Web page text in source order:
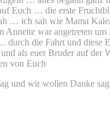
Euch … die erste
… ich sah wie Mama
war angetreten
die Fahrt und diese
als euer Bruder auf der
von Euch
und wir wollen Danke